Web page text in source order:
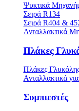
Ψυκτικά
Σειρά R134
Σειρά R404 &
Ανταλλακτικά
Πλάκες
Πλάκες
Ανταλλακτικά
Συμπιεστές